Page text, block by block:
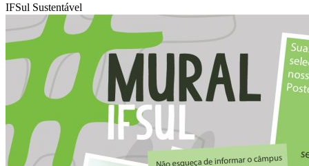
IFSul Sustentável